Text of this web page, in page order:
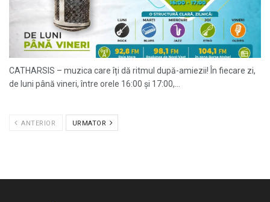
CATHARSIS – muzica care îți dă ritmul după-amiezii! În fiecare zi,
de luni până vineri, între orele 16:00 și 17:00,...
ANTERIOR URMATOR